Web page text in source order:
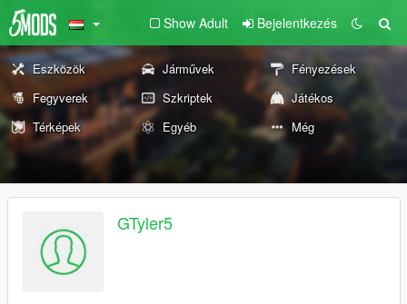
Show Adult Bejelentkezés
Eszközök Járművek
Fényezések
Fegyverek
Szkriptek
Játékos
Térképek
Egyéb Még
GTyler5